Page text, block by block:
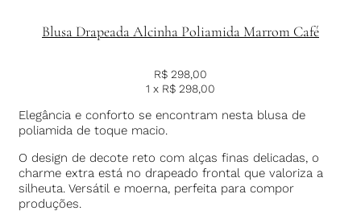
Blusa Drapeada Alcinha Poliamida Marrom Café
R$ 298,00
1 x R$ 298,00
Elegância e conforto se encontram nesta blusa de
poliamida de toque macio.
O design de decote reto com alças finas delicadas, o
charme extra está no drapeado frontal que valoriza a
silheuta. Versátil e moerna, perfeita para compor
produções.